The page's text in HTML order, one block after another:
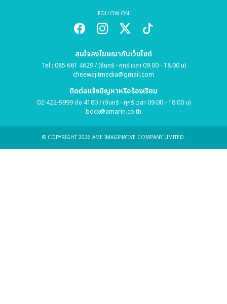
FOLLOW ON
สนใจลงโฆษณากับเว็บไซต์
Tel : 085 661 4629 / (จันทร์ - ศุกร์ เวลา 09.00 - 18.00 น)
cheewajitmedia@gmail.com
ติดต่อแจ้งปัญหาหรือร้องเรียน
02-422-9999 ต่อ 4180 / (จันทร์ - ศุกร์ เวลา 09.00 - 18.00 น)
bdcx@amarin.co.th
© COPYRIGHT 2026 AME IMAGINATIVE COMPANY LIMITED.